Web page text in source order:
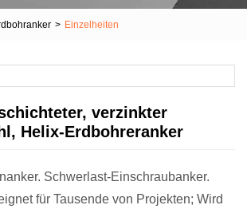
> Einzelheiten
verzinkter
Helix-Erdbohreranker
Schwerlast-Einschraubanker.
für Tausende von Projekten; Wird